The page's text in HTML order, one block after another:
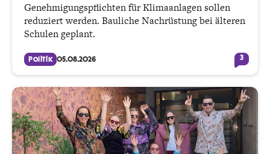
Genehmigungspflichten für Klimaanlagen sollen
reduziert werden. Bauliche Nachrüstung bei älteren
Schulen geplant.
Politik 05.08.2026 3